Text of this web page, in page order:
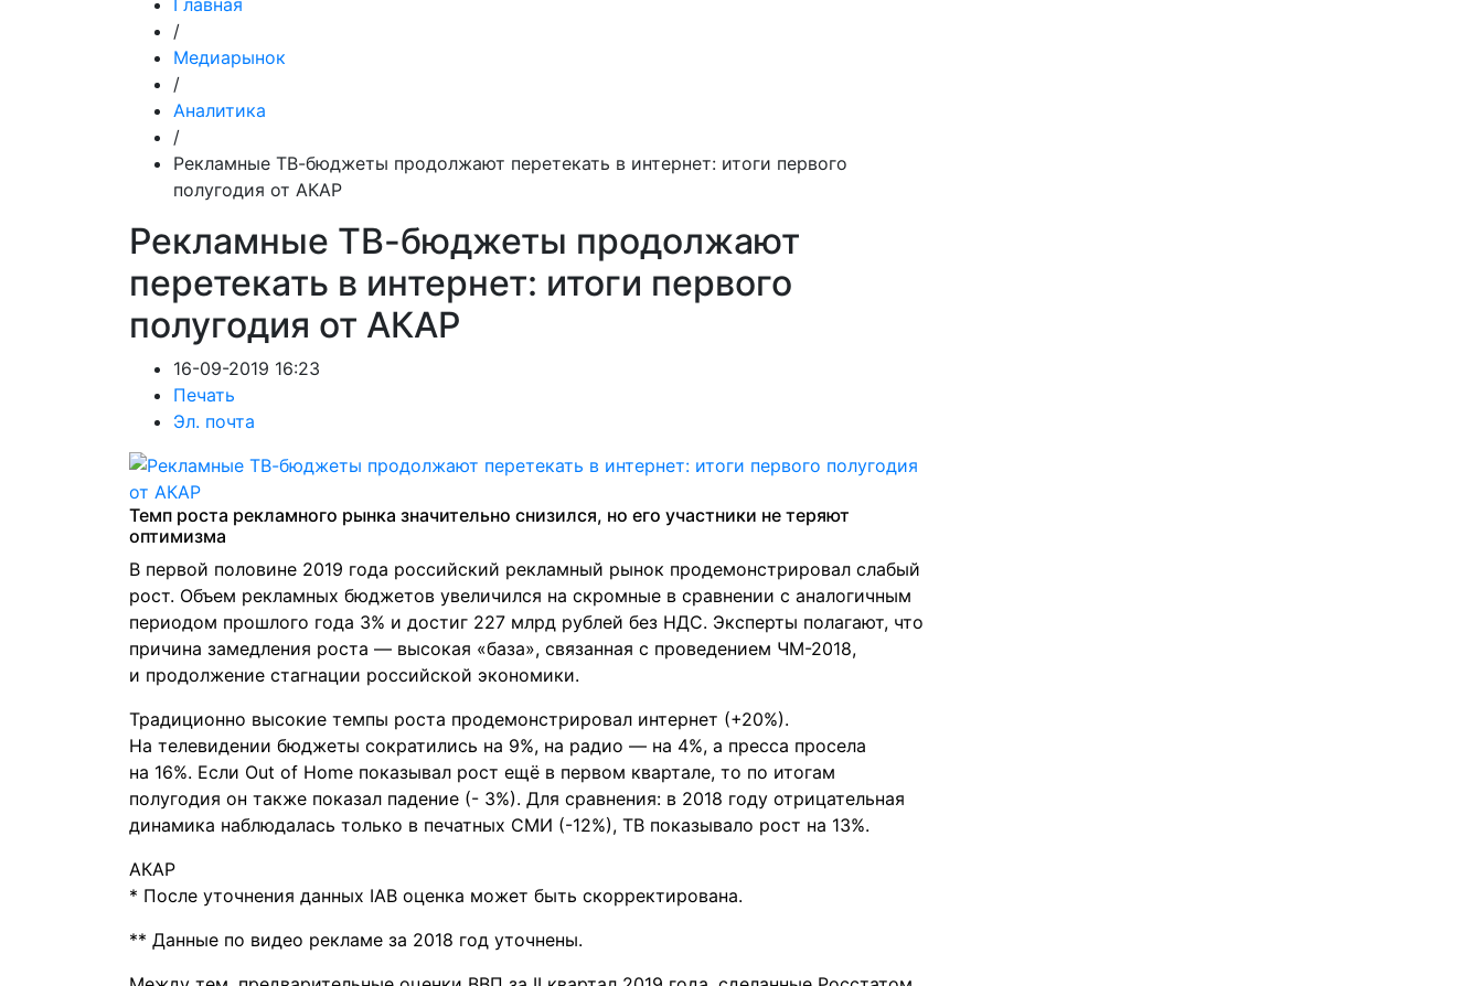
Главная
/
Медиарынок
/
Аналитика
/
Рекламные ТВ-бюджеты продолжают перетекать в интернет: итоги первого
полугодия от АКАР
Рекламные ТВ-бюджеты продолжают
перетекать в интернет: итоги первого
полугодия от АКАР
16-09-2019 16:23
Печать
Эл. почта
Темп роста рекламного рынка значительно снизился, но его участники не теряют
оптимизма
В первой половине 2019 года российский рекламный рынок продемонстрировал слабый
рост. Объем рекламных бюджетов увеличился на скромные в сравнении с аналогичным
периодом прошлого года 3% и достиг 227 млрд рублей без НДС. Эксперты полагают, что
причина замедления роста — высокая «база», связанная с проведением ЧМ-2018,
и продолжение стагнации российской экономики.
Традиционно высокие темпы роста продемонстрировал интернет (+20%).
На телевидении бюджеты сократились на 9%, на радио — на 4%, а пресса просела
на 16%. Если Out of Home показывал рост ещё в первом квартале, то по итогам
полугодия он также показал падение (- 3%). Для сравнения: в 2018 году отрицательная
динамика наблюдалась только в печатных СМИ (-12%), ТВ показывало рост на 13%.
АКАР
* После уточнения данных IAB оценка может быть скорректирована.
** Данные по видео рекламе за 2018 год уточнены.